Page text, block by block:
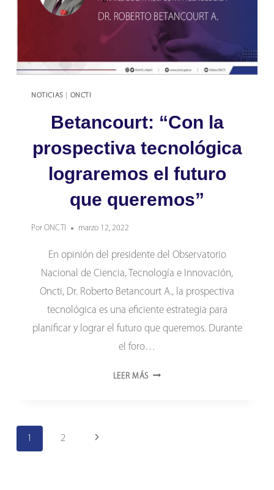
NOTICIAS ONCTI
Betancourt: “Con la
prospectiva tecnológica
lograremos el futuro
que queremos”
Por ONCTI marzo 12, 2022
En opinión del presidente del Observatorio
Nacional de Ciencia, Tecnología e Innovación,
Oncti, Dr. Roberto Betancourt A., la prospectiva
tecnológica es una eficiente estrategia para
planificar y lograr el futuro que queremos. Durante
el foro…
LEER MÁS BETANCOURT:
Navegación
1 2 Siguiente